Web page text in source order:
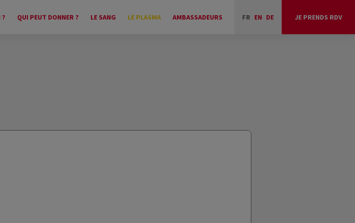
? QUI PEUT DONNER ? LE SANG LE PLASMA AMBASSADEURS FR EN DE JE PRENDS RDV